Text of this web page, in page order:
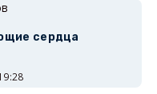
сердца